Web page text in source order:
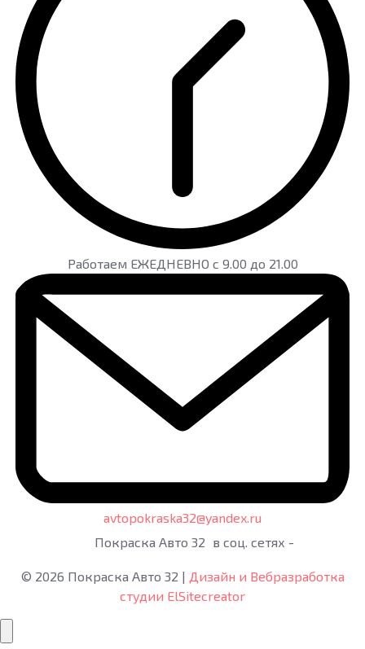
Работаем ЕЖЕДНЕВНО с 9.00 до 21.00
avtopokraska32@yandex.ru
Покраска Авто 32 в соц. сетях -
© 2026 Покраска Авто 32 | Дизайн и Вебразработка
студии ElSitecreator